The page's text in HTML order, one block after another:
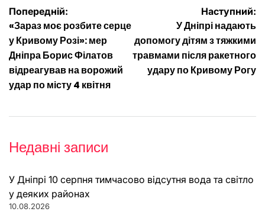
Навігація
записів
Попередній:
«Зараз моє розбите серце
у Кривому Розі»: мер
Дніпра Борис Філатов
відреагував на ворожий
удар по місту 4 квітня
Наступний:
У Дніпрі надають
допомогу дітям з тяжкими
травмами після ракетного
удару по Кривому Рогу
Недавні записи
У Дніпрі 10 серпня тимчасово відсутня вода та світло
у деяких районах
10.08.2026